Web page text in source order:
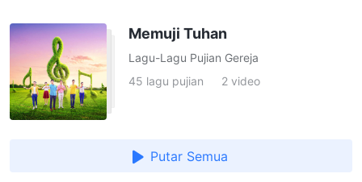
Memuji Tuhan
Lagu-Lagu Pujian Gereja
45 lagu pujian
2 video
Putar Semua